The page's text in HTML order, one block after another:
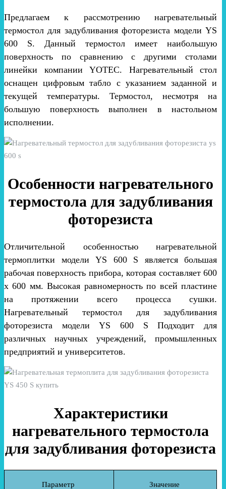
Предлагаем к рассмотрению нагревательный
термостол для задубливания фоторезиста модели YS
600 S. Данный термостол имеет наибольшую
поверхность по сравнению с другими столами
линейки компании YOTEC. Нагревательный стол
оснащен цифровым табло с указанием заданной и
текущей температуры. Термостол, несмотря на
большую поверхность выполнен в настольном
исполнении.
Особенности нагревательного
термостола для задубливания
фоторезиста
Отличительной особенностью нагревательной
термоплитки модели YS 600 S является большая
рабочая поверхность прибора, которая составляет 600
х 600 мм. Высокая равномерность по всей пластине
на протяжении всего процесса сушки.
Нагревательный термостол для задубливания
фоторезиста модели YS 600 S Подходит для
различных научных учреждений, промышленных
предприятий и университетов.
Характеристики
нагревательного термостола
для задубливания фоторезиста
Параметр
Значение